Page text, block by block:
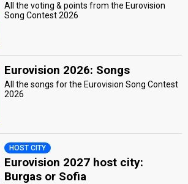
All the voting & points from the Eurovision
Song Contest 2026
Eurovision 2026: Songs
All the songs for the Eurovision Song Contest
2026
HOST CITY
Eurovision 2027 host city:
Burgas or Sofia